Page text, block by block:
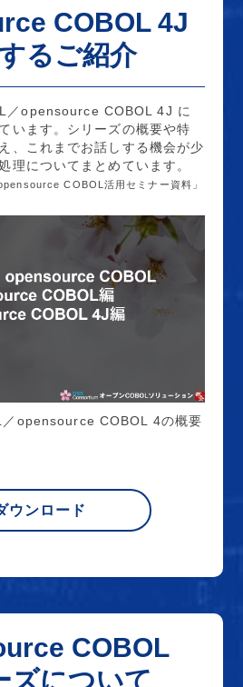
COBOL 4J
るご紹介
／opensource COBOL 4J に
います。シリーズの概要や特
、これまでお話しする機会が少
理についてまとめています。
COBOL活用セミナー資料」
opensource COBOL 4の概要
ウンロード
COBOL
ズについて